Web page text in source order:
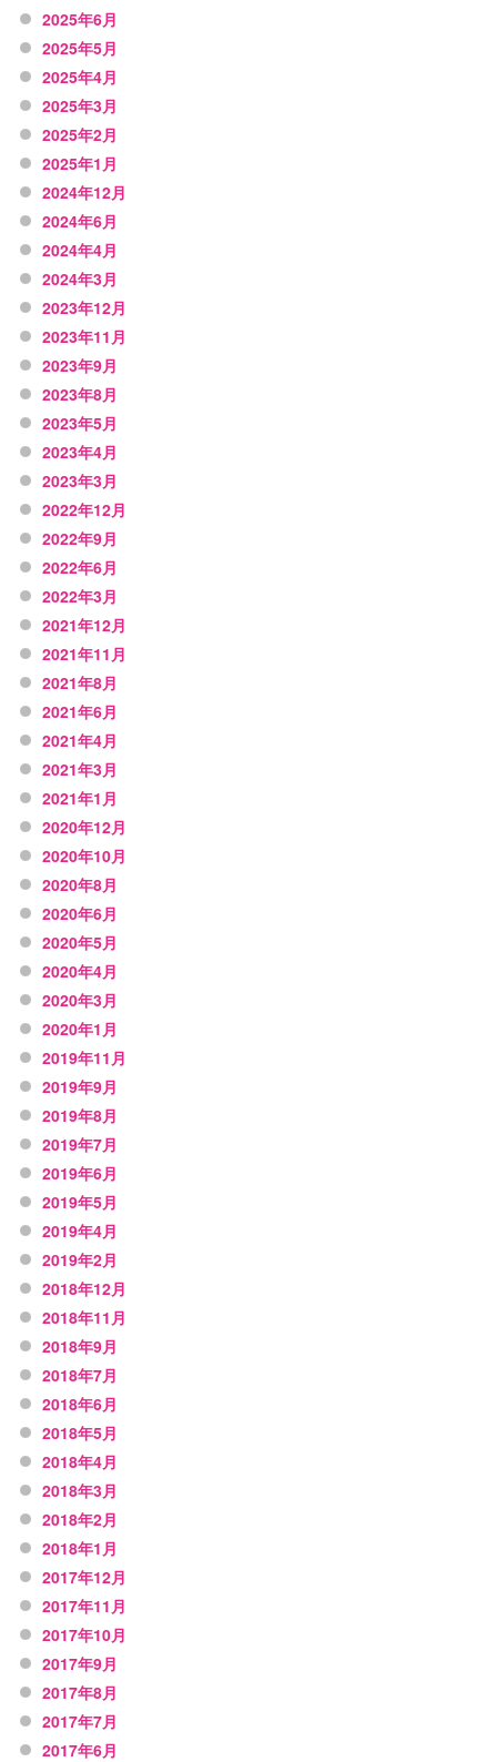
2025年6月
2025年5月
2025年4月
2025年3月
2025年2月
2025年1月
2024年12月
2024年6月
2024年4月
2024年3月
2023年12月
2023年11月
2023年9月
2023年8月
2023年5月
2023年4月
2023年3月
2022年12月
2022年9月
2022年6月
2022年3月
2021年12月
2021年11月
2021年8月
2021年6月
2021年4月
2021年3月
2021年1月
2020年12月
2020年10月
2020年8月
2020年6月
2020年5月
2020年4月
2020年3月
2020年1月
2019年11月
2019年9月
2019年8月
2019年7月
2019年6月
2019年5月
2019年4月
2019年2月
2018年12月
2018年11月
2018年9月
2018年7月
2018年6月
2018年5月
2018年4月
2018年3月
2018年2月
2018年1月
2017年12月
2017年11月
2017年10月
2017年9月
2017年8月
2017年7月
2017年6月